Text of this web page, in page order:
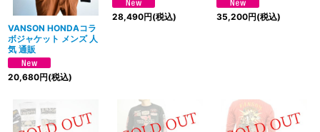
VANSON HONDAコラ
ボジャケット メンズ 人
気 通販
20,680円(税込)
28,490円(税込) 35,200円(税込)